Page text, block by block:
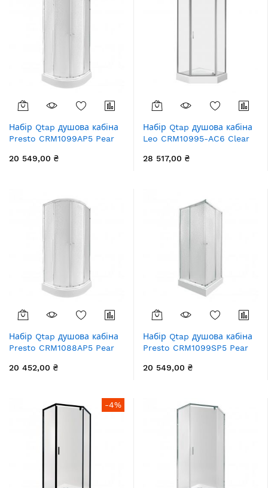
Набір Qtap душова кабіна
Presto CRM1099AP5 Pear
Robin 309912C 90x90x12
20 549,00 ₴
Набір Qtap душова кабіна
Leo CRM10995-AC6 Clear
Diamond 309912 90x90x12
28 517,00 ₴
Набір Qtap душова кабіна
Presto CRM1088AP5 Pear
Robin 308812C 80x80x12
20 452,00 ₴
Набір Qtap душова кабіна
Presto CRM1099SP5 Pear
Tern 309912C 90x90x12 см
20 549,00 ₴
-4%